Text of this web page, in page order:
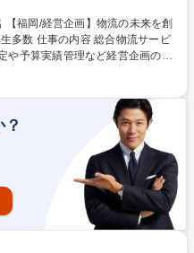
流サービ
や予算実績管理など経営企画のメ
長を支えるかつ社会インフラであ
企画提案、新拠点やＭ＆Ａの調査
応、規則見直しを担当します。メ
定し、不動産経験者は拠点開発中
など、特性に合わせできる事から
つ業務を習得できます。【業務の
】物
える福利厚生多数